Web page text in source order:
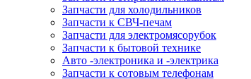
Запчасти для холодильников
Запчасти к СВЧ-печам
Запчасти для электромясорубок
Запчасти к бытовой технике
Авто -электроника и -электрика
Запчасти к сотовым телефонам